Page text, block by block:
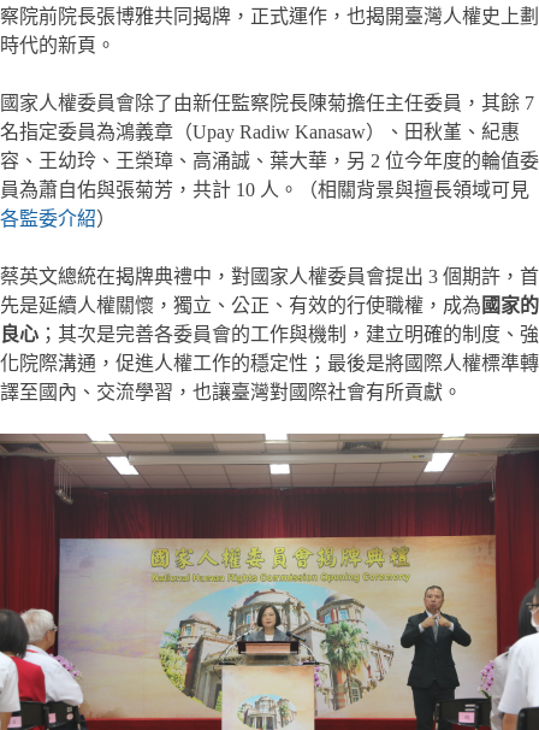
察院前院長張博雅共同揭牌，正式運作，也揭開臺灣人權史上劃
時代的新頁。
國家人權委員會除了由新任監察院長陳菊擔任主任委員，其餘 7
名指定委員為鴻義章（Upay Radiw Kanasaw）、田秋堇、紀惠
容、王幼玲、王榮璋、高涌誠、葉大華，另 2 位今年度的輪值委
員為蕭自佑與張菊芳，共計 10 人。（相關背景與擅長領域可見
各監委介紹）
蔡英文總統在揭牌典禮中，對國家人權委員會提出 3 個期許，首
先是延續人權關懷，獨立、公正、有效的行使職權，成為 國家的
良心 ；其次是完善各委員會的工作與機制，建立明確的制度、強
化院際溝通，促進人權工作的穩定性；最後是將國際人權標準轉
譯至國內、交流學習，也讓臺灣對國際社會有所貢獻。